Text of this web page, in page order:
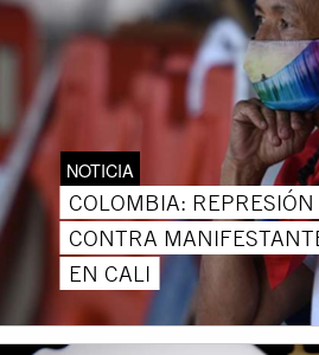
NOTICIA
COLOMBIA:
CONTRA
EN CALI